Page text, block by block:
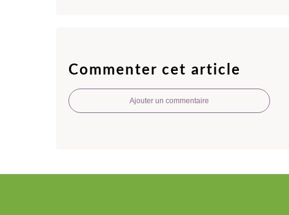
Commenter cet article
Ajouter un commentaire